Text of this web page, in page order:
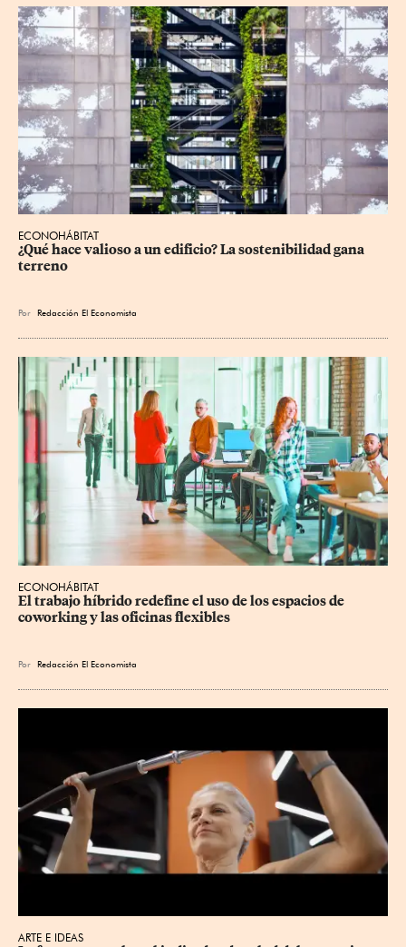
ECONOHÁBITAT
¿Qué hace valioso a un edificio? La sostenibilidad gana
terreno
Por Redacción El Economista
ECONOHÁBITAT
El trabajo híbrido redefine el uso de los espacios de
coworking y las oficinas flexibles
Por Redacción El Economista
ARTE E IDEAS